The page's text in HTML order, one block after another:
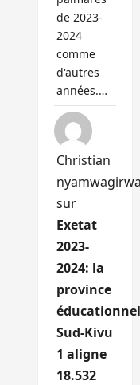
de 2023-
2024
comme
d'autres
années.…
Christian
sur
Exetat
2023-
2024: la
province
Sud-Kivu
1 aligne
18.532